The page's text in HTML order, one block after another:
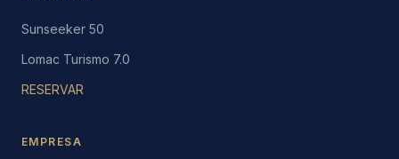
Sunseeker 50
Lomac Turismo 7.0
RESERVAR
EMPRESA